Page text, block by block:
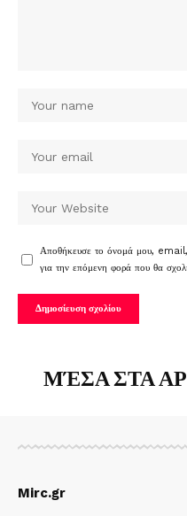
Αποθήκευσε το όνομά μου, email,
για την επόμενη φορά που θα
ΜΈΣΑ ΣΤΑ
Mirc.gr